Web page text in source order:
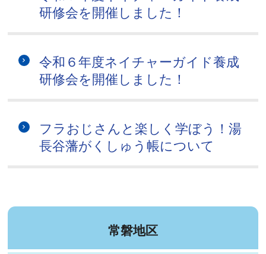
研修会を開催しました！
令和６年度ネイチャーガイド養成
研修会を開催しました！
フラおじさんと楽しく学ぼう！湯
長谷藩がくしゅう帳について
常磐地区